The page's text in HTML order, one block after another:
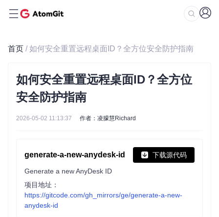
首页 / 如何安全重置远程桌面ID？全方位安全防护指南
如何安全重置远程桌面ID？全方位
安全防护指南
2026-05-02 11:13:37 作者：凌朦慧Richard
generate-a-new-anydesk-id 下载源代码
Generate a new AnyDesk ID
项目地址：
https://gitcode.com/gh_mirrors/ge/generate-a-new-
anydesk-id